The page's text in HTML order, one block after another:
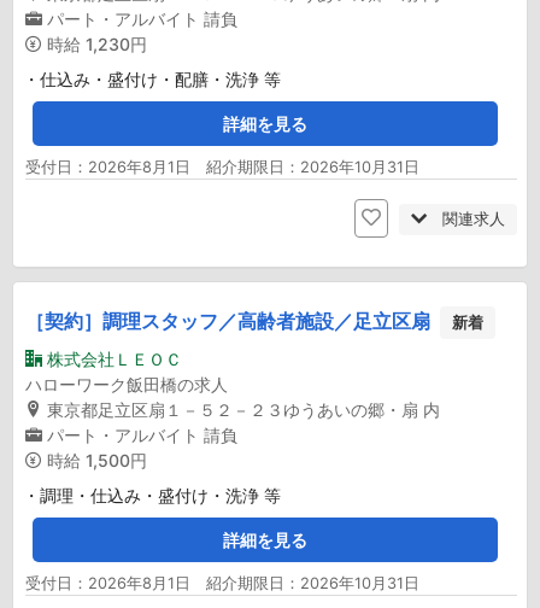
パート・アルバイト 請負
時給 1,230円
・仕込み・盛付け・配膳・洗浄 等
詳細を見る
受付日：2026年8月1日 紹介期限日：2026年10月31日
関連求人
［契約］調理スタッフ／高齢者施設／足立区扇 新着
株式会社ＬＥＯＣ
ハローワーク飯田橋の求人
東京都足立区扇１－５２－２３ゆうあいの郷・扇 内
パート・アルバイト 請負
時給 1,500円
・調理・仕込み・盛付け・洗浄 等
詳細を見る
受付日：2026年8月1日 紹介期限日：2026年10月31日